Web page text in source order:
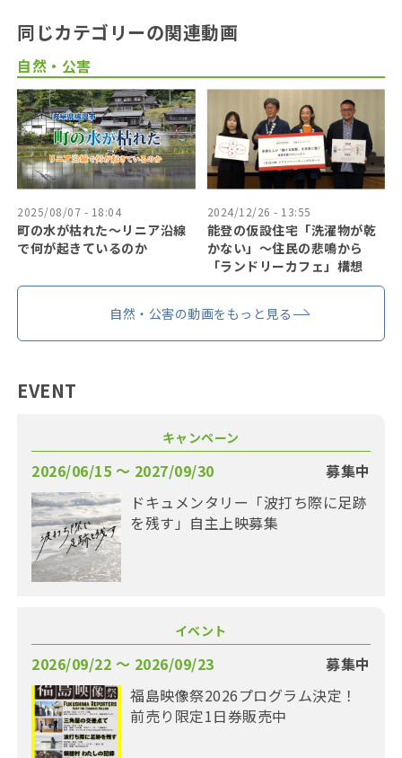
同じカテゴリーの関連動画
自然・公害
2025/08/07 - 18:04
町の水が枯れた～リニア沿線
で何が起きているのか
2024/12/26 - 13:55
能登の仮設住宅「洗濯物が乾
かない」〜住民の悲鳴から
「ランドリーカフェ」構想
自然・公害の動画をもっと見る
EVENT
キャンペーン
2026/06/15 〜 2027/09/30
募集中
ドキュメンタリー「波打ち際に足跡
を残す」自主上映募集
イベント
2026/09/22 〜 2026/09/23
募集中
福島映像祭2026プログラム決定！
前売り限定1日券販売中